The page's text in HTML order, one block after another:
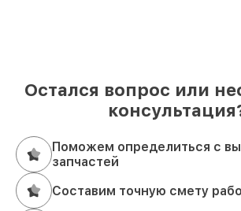
Остался вопрос или
Поможем определиться с
запчастей
Составим точную смету